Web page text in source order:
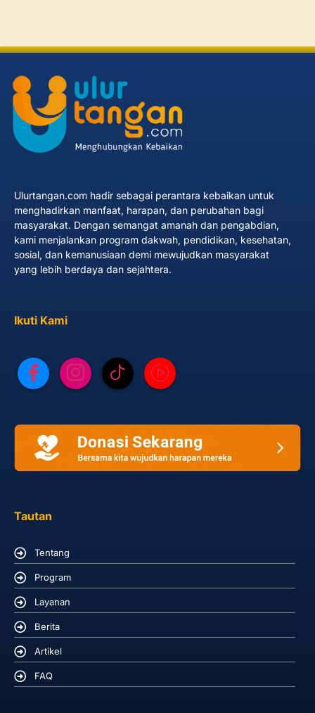
Ulurtangan.com hadir sebagai perantara kebaikan untuk
menghadirkan manfaat, harapan, dan perubahan bagi
masyarakat. Dengan semangat amanah dan pengabdian,
kami menjalankan program dakwah, pendidikan, kesehatan,
sosial, dan kemanusiaan demi mewujudkan masyarakat
yang lebih berdaya dan sejahtera.
Ikuti Kami
Tautan
Tentang
Program
Layanan
Berita
Artikel
FAQ